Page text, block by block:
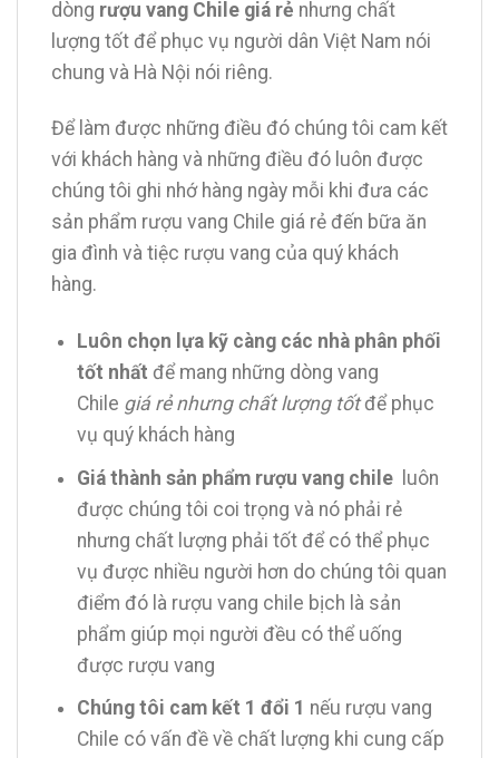
dòng rượu vang Chile giá rẻ nhưng chất
lượng tốt để phục vụ người dân Việt Nam nói
chung và Hà Nội nói riêng.
Để làm được những điều đó chúng tôi cam kết
với khách hàng và những điều đó luôn được
chúng tôi ghi nhớ hàng ngày mỗi khi đưa các
sản phẩm rượu vang Chile giá rẻ đến bữa ăn
gia đình và tiệc rượu vang của quý khách
hàng.
Luôn chọn lựa kỹ càng các nhà phân phối
tốt nhất để mang những dòng vang
Chile giá rẻ nhưng chất lượng tốtđể phục
vụ quý khách hàng
Giá thành sản phẩm rượu vang chile
luôn
được chúng tôi coi trọng và nó phải rẻ
nhưng chất lượng phải tốt để có thể phục
vụ được nhiều người hơn do chúng tôi quan
điểm đó là rượu vang chile bịch là sản
phẩm giúp mọi người đều có thể uống
được rượu vang
Chúng tôi cam kết 1 đổi 1 nếu rượu vang
Chile có vấn đề về chất lượng khi cung cấp